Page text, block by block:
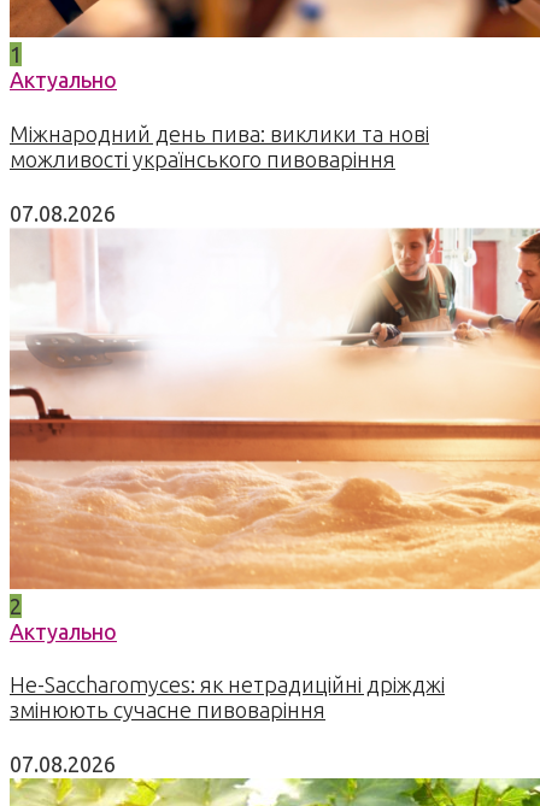
1
Актуально
Міжнародний день пива: виклики та нові
можливості українського пивоваріння
07.08.2026
2
Актуально
Не-Saccharomyces: як нетрадиційні дріжджі
змінюють сучасне пивоваріння
07.08.2026